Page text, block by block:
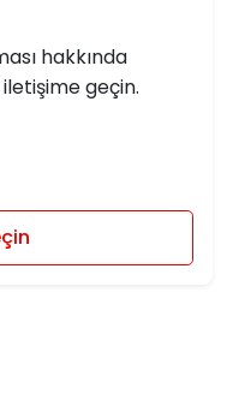
hakkında
geçin.